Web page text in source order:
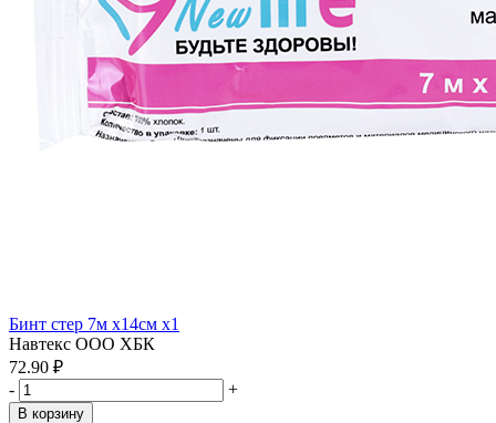
Бинт стер 7м х14см x1
Навтекс ООО ХБК
72.90 ₽
-
+
В корзину